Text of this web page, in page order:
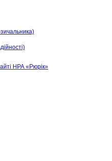
НРА «Рюрік»